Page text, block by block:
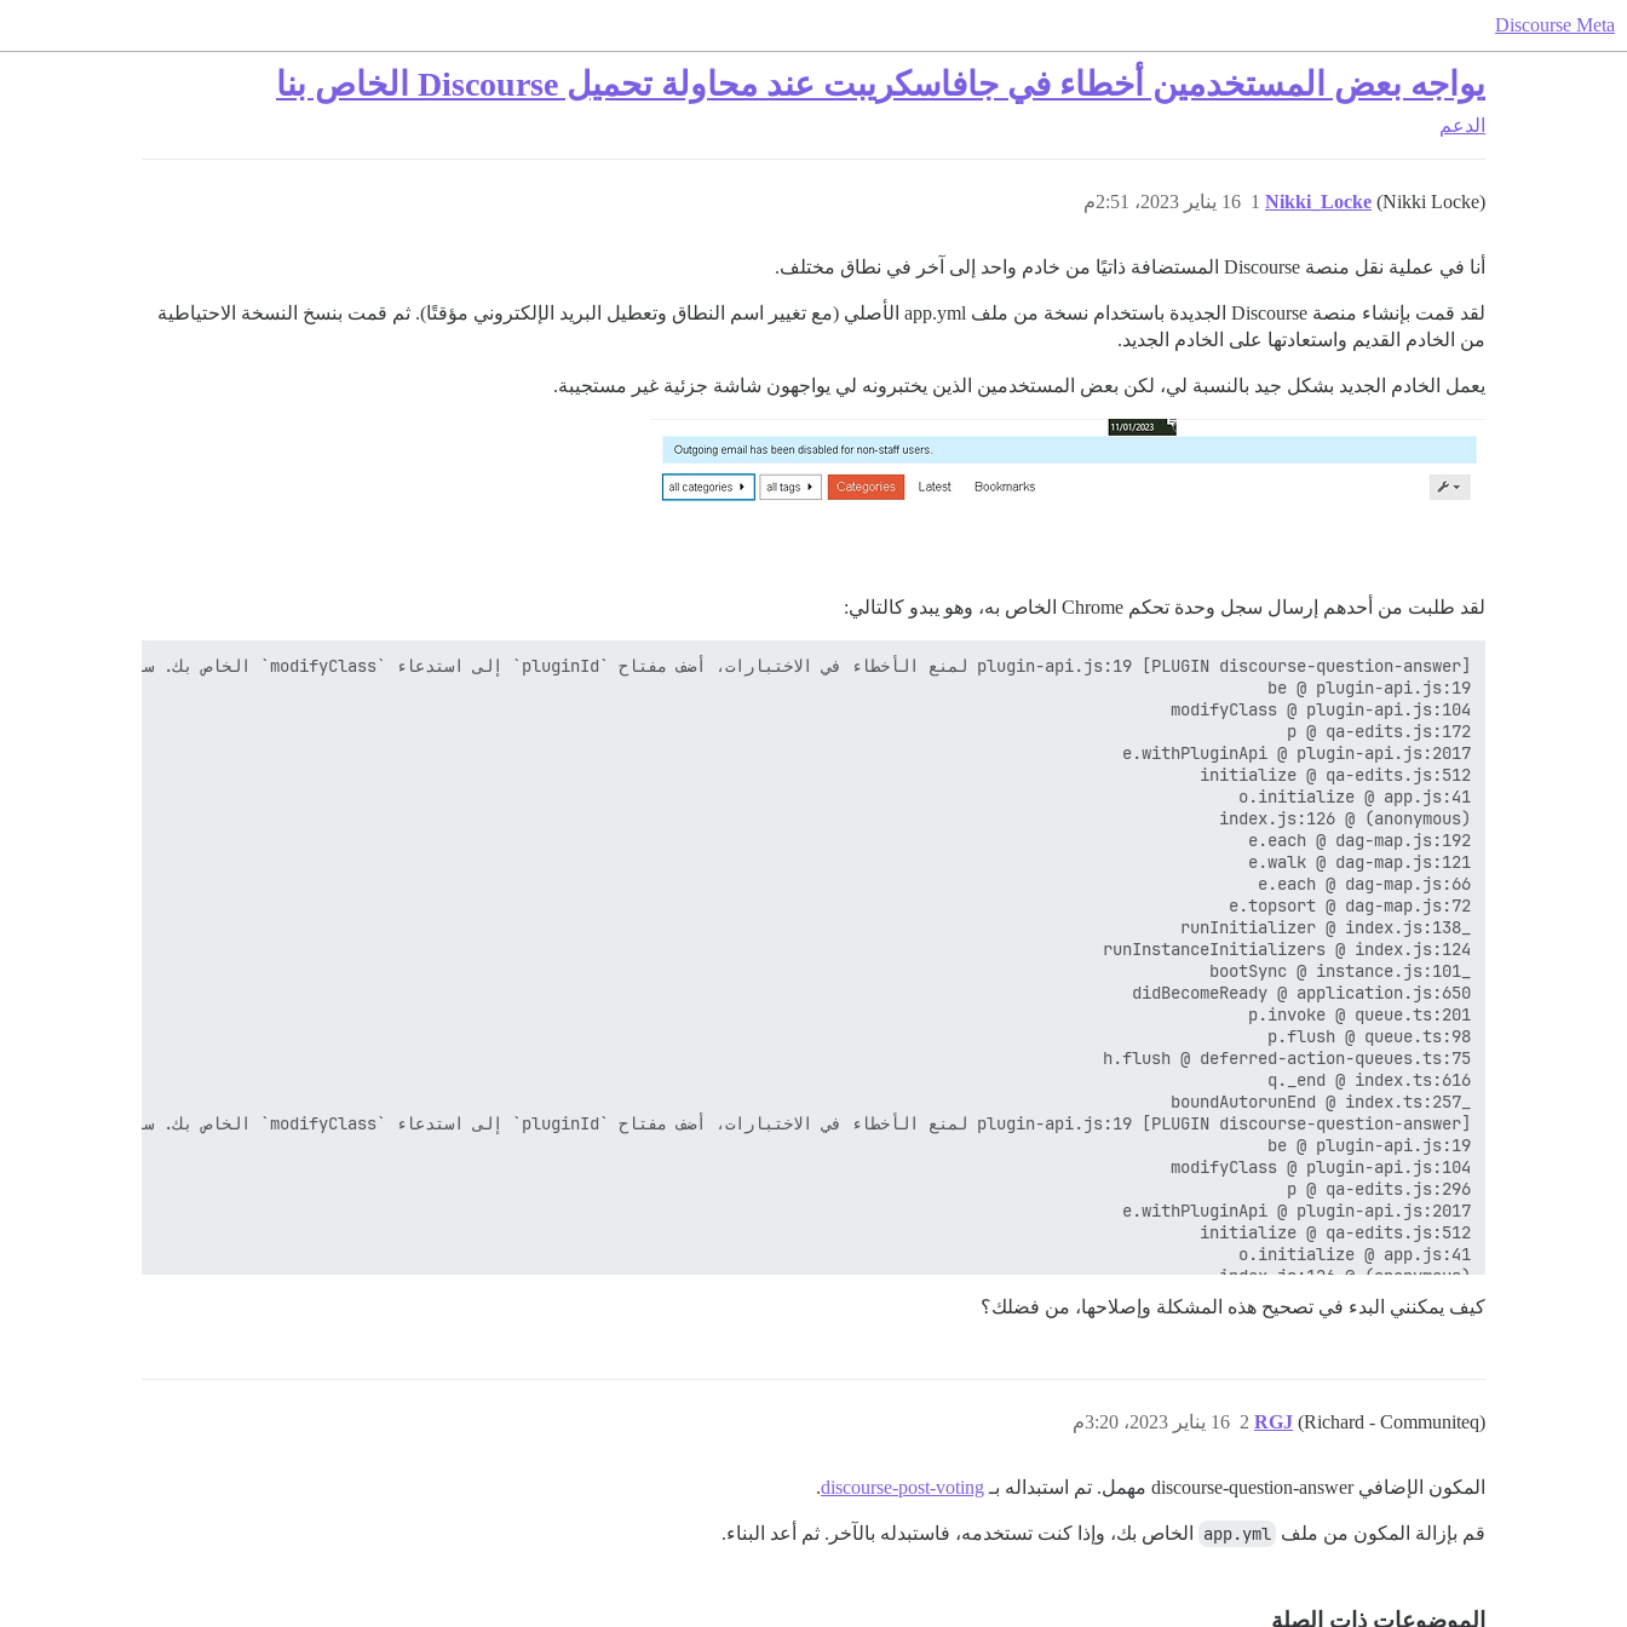
Discourse Meta
يواجه بعض المستخدمين أخطاء في جافاسكريبت عند محاولة تحميل Discourse الخاص بنا
الدعم
Nikki_Locke (Nikki Locke) 16 يناير 2023، 2:51م 1
أنا في عملية نقل منصة Discourse المستضافة ذاتيًا من خادم واحد إلى آخر في نطاق مختلف.
لقد قمت بإنشاء منصة Discourse الجديدة باستخدام نسخة من ملف app.yml الأصلي (مع تغيير اسم النطاق وتعطيل البريد الإلكتروني مؤقتًا). ثم قمت بنسخ النسخة الاحتياطية
من الخادم القديم واستعادتها على الخادم الجديد.
يعمل الخادم الجديد بشكل جيد بالنسبة لي، لكن بعض المستخدمين الذين يختبرونه لي يواجهون شاشة جزئية غير مستجيبة.
لقد طلبت من أحدهم إرسال سجل وحدة تحكم Chrome الخاص به، وهو يبدو كالتالي:
كيف يمكنني البدء في تصحيح هذه المشكلة وإصلاحها، من فضلك؟
RGJ (Richard - Communiteq) 16 يناير 2023، 3:20م 2
المكون الإضافي discourse-question-answer مهمل. تم استبداله بـ discourse-post-voting
.
قم بإزالة المكون من ملف app.yml الخاص بك، وإذا كنت تستخدمه، فاستبدله بالآخر. ثم أعد البناء.
الموضوعات ذات الصلة